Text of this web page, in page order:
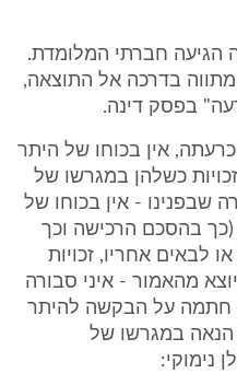
הגיעה חברתי המלומדת.
בדרכה אל התוצאה,
בפסק דינה.
אין בכוחו של היתר
כשלהן במגרשו של
שבפנינו - אין בכוחו של
(כך בהסכם הרכישה וכך
לבאים אחריו, זכויות
מהאמור - איני סבורה
חתמה על הבקשה להיתר
הנאה במגרשו של
נימוקי: